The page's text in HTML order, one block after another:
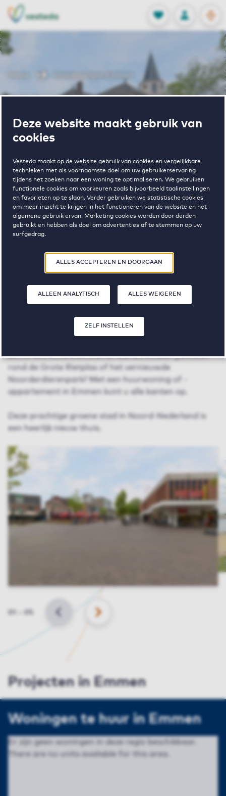
Deze website maakt gebruik van
cookies
Vesteda maakt op de website gebruik van cookies en vergelijkbare
technieken met als voornaamste doel om uw gebruikerservaring
tijdens het zoeken naar een woning te optimaliseren. We gebruiken
functionele cookies om voorkeuren zoals bijvoorbeeld taalinstellingen
en favorieten op te slaan. Verder gebruiken we statistische cookies
om meer inzicht te krijgen in het functioneren van de website en het
algemene gebruik ervan. Marketing cookies worden door derden
gebruikt en hebben als doel om advertenties af te stemmen op uw
surfgedrag.
Door op ‘Zelf instellen’ te klikken, kunt u meer lezen over onze cookies
en uw voorkeuren aanpassen. Door op ‘Alles accepteren en doorgaan’
te klikken, gaat u akkoord met het gebruik van cookies zoals
ALLES ACCEPTEREN EN DOORGAAN
ALLEEN ANALYTISCH ALLES WEIGEREN
ZELF INSTELLEN
FAVORIETEN
Opgeslagen
INLOGGEN
NL
EN
Emmen
BEKIJK HET WONINGAANBOD
Vrije sector huurwoningen in
Liever overdekt winkelen of van de natuur genieten
rond de Grote Rietplas of het vernieuwde
Noorderdierenpark? Met een huurwoning of -
appartement in Emmen kunt u alle kanten op.
Deze prachtige groene stad in Noord-Nederland is
een heerlijk nieuw thuis.
Slide
VORIGE VOLGENDE
Projecten in Emmen
Woningen te huur in Emmen
Er zijn geen woningen in deze regio beschikbaar.
There are no units available for this area.